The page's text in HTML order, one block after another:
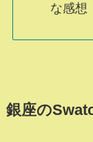
な感想
銀座の